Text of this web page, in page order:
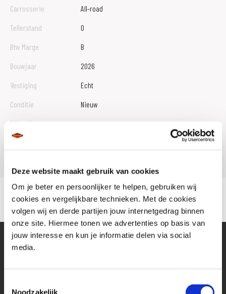
Deze website maakt gebruik van cookies
Om je beter en persoonlijker te helpen, gebruiken wij
cookies en vergelijkbare technieken. Met de cookies
volgen wij en derde partijen jouw internetgedrag binnen
onze site. Hiermee tonen we advertenties op basis van
jouw interesse en kun je informatie delen via social
media.
Noodzakelijk
Carrosserie
All-road
Tellerstand
0
Btw Marge
B
Bouwjaar
2026
Vestiging
Echt
Conditie
Nieuw
Rijbewijs type